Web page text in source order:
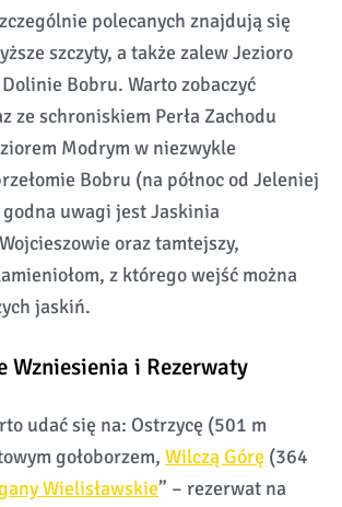
polecanych znajdują się
szczyty, a także zalew Jezioro
Bobru. Warto zobaczyć
ze schroniskiem Perła Zachodu
Modrym w niezwykle
Bobru (na północ od Jeleniej
uwagi jest Jaskinia
oraz tamtejszy,
z którego wejść można
jaskiń.
Wzniesienia i Rezerwaty
udać się na: Ostrzycę (501 m
gołoborzem, Wilczą Górę (364
Wielisławskie” – rezerwat na